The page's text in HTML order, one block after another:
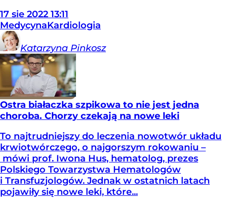
17 sie 2022 13:11
MedycynaKardiologia
Katarzyna Pinkosz
Ostra białaczka szpikowa to nie jest jedna
choroba. Chorzy czekają na nowe leki
To najtrudniejszy do leczenia nowotwór układu
krwiotwórczego, o najgorszym rokowaniu –
mówi prof. Iwona Hus, hematolog, prezes
Polskiego Towarzystwa Hematologów
i Transfuzjologów. Jednak w ostatnich latach
pojawiły się nowe leki, które...